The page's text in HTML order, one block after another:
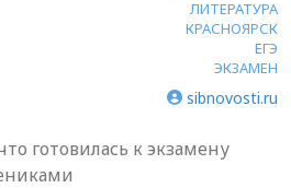
ЛИТЕРАТУРА
КРАСНОЯРСК
ЕГЭ
ЭКЗАМЕН
sibnovosti.ru
готовилась к экзамену